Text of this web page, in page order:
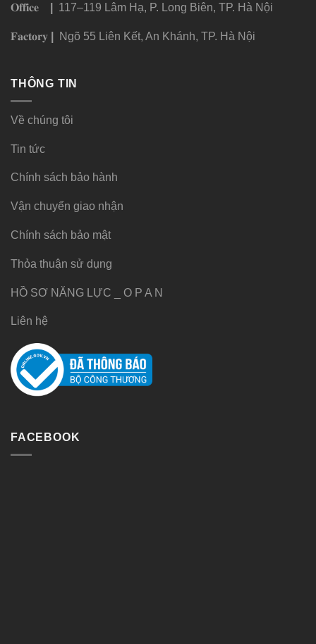
𝐎𝐟𝐟𝐢𝐜𝐞 117–119 Lâm Hạ, P. Long Biên, TP. Hà Nội
𝐅𝐚𝐜𝐭𝐨𝐫𝐲 Ngõ 55 Liên Kết, An Khánh, TP. Hà Nội
THÔNG TIN
Về chúng tôi
Tin tức
Chính sách bảo hành
Vận chuyển giao nhận
Chính sách bảo mật
Thỏa thuận sử dụng
HỒ SƠ NĂNG LỰC _ O P A N
Liên hệ
FACEBOOK